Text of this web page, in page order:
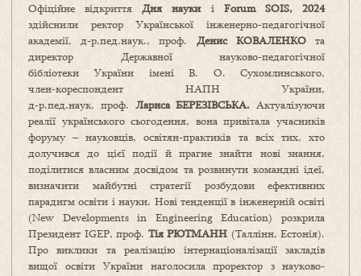
Офіційне відкриттяДня наукиі Forum SOIS, 2024
здійснили ректор Української інженерно-педагогічної
академії, д-р.пед.наук., проф. Денис КОВАЛЕНКОта
директор Державної науково-педагогічної
бібліотеки України імені В. О. Сухомлинського,
член‑кореспондент НАПН України,
д‑р.пед.наук, проф. Лариса БЕРЕЗІВСЬКА. Актуалізуючи
реалії українського сьогодення, вона привітала учасників
форуму – науковців, освітян-практиків та всіх тих, хто
долучився до цієї події й прагне знайти нові знання,
поділитися власним досвідом та розвинути командні ідеї,
визначити майбутні стратегії розбудови ефективних
парадигм освіти і науки. Нові тенденції в інженерній освіті
(New Developments in Engineering Education) розкрила
Президент IGEP, проф. Тія РЮТМАНН (Таллінн, Естонія).
Про виклики та реалізацію інтернаціоналізації закладів
вищої освіти України наголосила проректор з науково-